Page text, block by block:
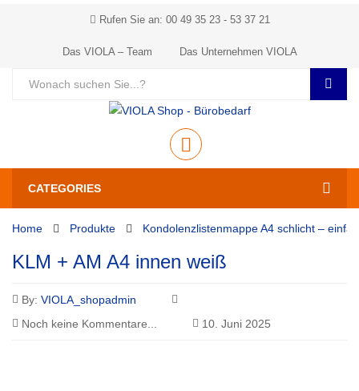
Rufen Sie an: 00 49 35 23 - 53 37 21
Das VIOLA – Team Das Unternehmen VIOLA
CATEGORIES
Home Produkte Kondolenzlistenmappe A4 schlicht –
KLM + AM A4 innen weiß
By: VIOLA_shopadmin
Noch keine Kommentare...
10. Juni 2025